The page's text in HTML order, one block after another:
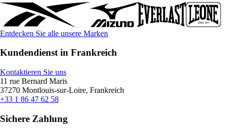
Entdecken Sie alle unsere Marken
Kundendienst in Frankreich
Kontaktieren Sie uns
11 rue Bernard Maris
37270 Montlouis-sur-Loire, Frankreich
+33 1 86 47 62 58
Sichere Zahlung